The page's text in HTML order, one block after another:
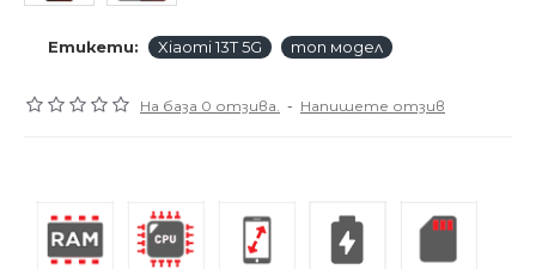
Етикети: Xiaomi 13T 5G топ модел
На база 0 отзива. - Напишете отзив